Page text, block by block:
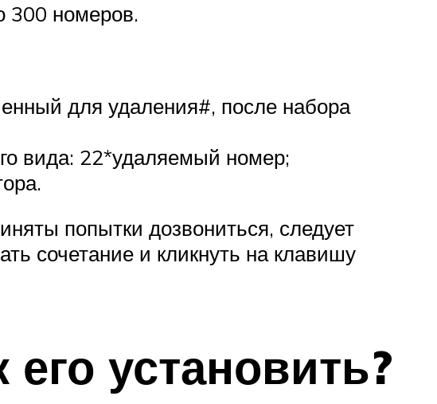
300 номеров.
для удаления#, после набора
вида: 22*удаляемый номер;
попытки дозвониться, следует
сочетание и кликнуть на клавишу
установить?